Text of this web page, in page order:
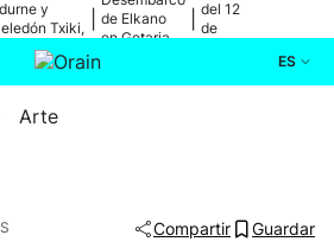
y
Txiki,
en directo
de Elkano
en Getaria
del 12
de
ES
Actualidad
Arte
Compartir Guardar